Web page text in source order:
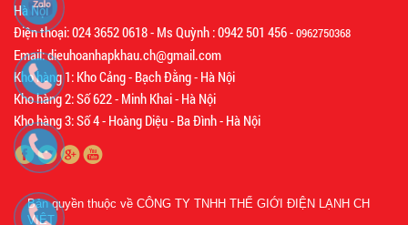
Hà Nội
Điện thoại: 024 3652 0618 - Ms Quỳnh : 0942 501 456 -0962750368
Email: dieuhoanhapkhau.ch@gmail.com
Kho hàng 1: Kho Cảng - Bạch Đằng - Hà Nội
Kho hàng 2: Số 622 - Minh Khai - Hà Nội
Kho hàng 3: Số 4 - Hoàng Diệu - Ba Đình - Hà Nội
Bản quyền thuộc về CÔNG TY TNHH THẾ GIỚI ĐIỆN LẠNH CH
VIỆT